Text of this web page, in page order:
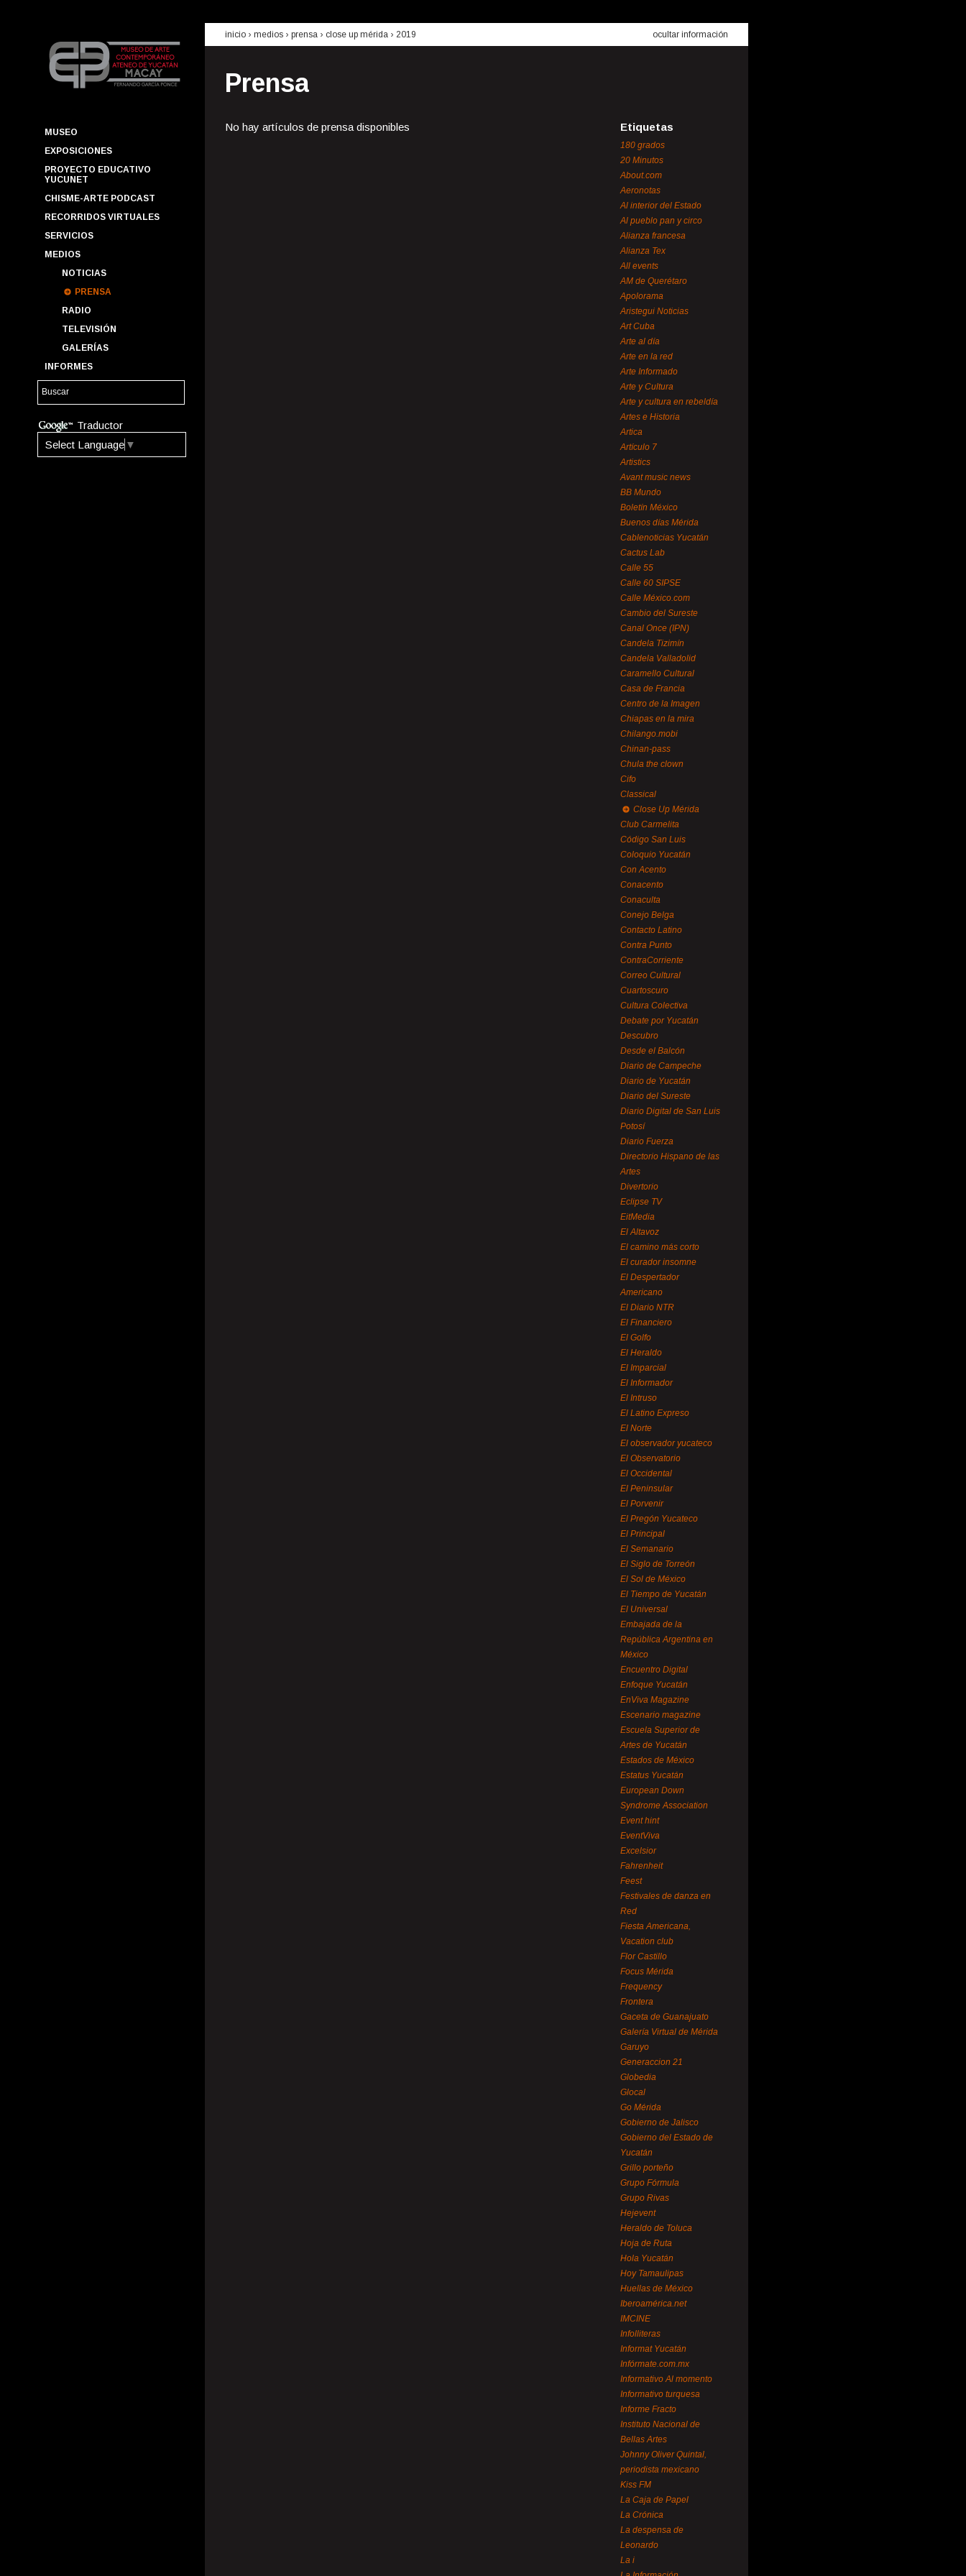
MUSEO
EXPOSICIONES
PROYECTO EDUCATIVO
YUCUNET
CHISME-ARTE PODCAST
RECORRIDOS VIRTUALES
SERVICIOS
MEDIOS
NOTICIAS
PRENSA
RADIO
TELEVISIÓN
GALERÍAS
INFORMES
Traductor
Select Language ▼
inicio › medios › prensa › close up mérida › 2019 ocultar información
Prensa
No hay artículos de prensa disponibles Etiquetas
180 grados
20 Minutos
About.com
Aeronotas
Al interior del Estado
Al pueblo pan y circo
Alianza francesa
Alianza Tex
All events
AM de Querétaro
Apolorama
Aristegui Noticias
Art Cuba
Arte al día
Arte en la red
Arte Informado
Arte y Cultura
Arte y cultura en rebeldía
Artes e Historia
Artica
Artículo 7
Artistics
Avant music news
BB Mundo
Boletín México
Buenos días Mérida
Cablenoticias Yucatán
Cactus Lab
Calle 55
Calle 60 SIPSE
Calle México.com
Cambio del Sureste
Canal Once (IPN)
Candela Tizimín
Candela Valladolid
Caramello Cultural
Casa de Francia
Centro de la Imagen
Chiapas en la mira
Chilango.mobi
Chinan-pass
Chula the clown
Cifo
Classical
Close Up Mérida
Club Carmelita
Código San Luis
Coloquio Yucatán
Con Acento
Conacento
Conaculta
Conejo Belga
Contacto Latino
Contra Punto
ContraCorriente
Correo Cultural
Cuartoscuro
Cultura Colectiva
Debate por Yucatán
Descubro
Desde el Balcón
Diario de Campeche
Diario de Yucatán
Diario del Sureste
Diario Digital de San Luis
Potosí
Diario Fuerza
Directorio Hispano de las
Artes
Divertorio
Eclipse TV
EitMedia
El Altavoz
El camino más corto
El curador insomne
El Despertador
Americano
El Diario NTR
El Financiero
El Golfo
El Heraldo
El Imparcial
El Informador
El Intruso
El Latino Expreso
El Norte
El observador yucateco
El Observatorio
El Occidental
El Peninsular
El Porvenir
El Pregón Yucateco
El Principal
El Semanario
El Siglo de Torreón
El Sol de México
El Tiempo de Yucatán
El Universal
Embajada de la
República Argentina en
México
Encuentro Digital
Enfoque Yucatán
EnViva Magazine
Escenario magazine
Escuela Superior de
Artes de Yucatán
Estados de México
Estatus Yucatán
European Down
Syndrome Association
Event hint
EventViva
Excelsior
Fahrenheit
Feest
Festivales de danza en
Red
Fiesta Americana,
Vacation club
Flor Castillo
Focus Mérida
Frequency
Frontera
Gaceta de Guanajuato
Galería Virtual de Mérida
Garuyo
Generaccion 21
Globedia
Glocal
Go Mérida
Gobierno de Jalisco
Gobierno del Estado de
Yucatán
Grillo porteño
Grupo Fórmula
Grupo Rivas
Hejevent
Heraldo de Toluca
Hoja de Ruta
Hola Yucatán
Hoy Tamaulipas
Huellas de México
Iberoamérica.net
IMCINE
Infolliteras
Informat Yucatán
Infórmate.com.mx
Informativo Al momento
Informativo turquesa
Informe Fracto
Instituto Nacional de
Bellas Artes
Johnny Oliver Quintal,
periodista mexicano
Kiss FM
La Caja de Papel
La Crónica
La despensa de
Leonardo
La i